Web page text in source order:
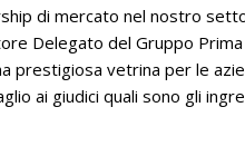
di mercato nel nostro
Delegato del Gruppo
prestigiosa vetrina per le
ai giudici quali sono gli